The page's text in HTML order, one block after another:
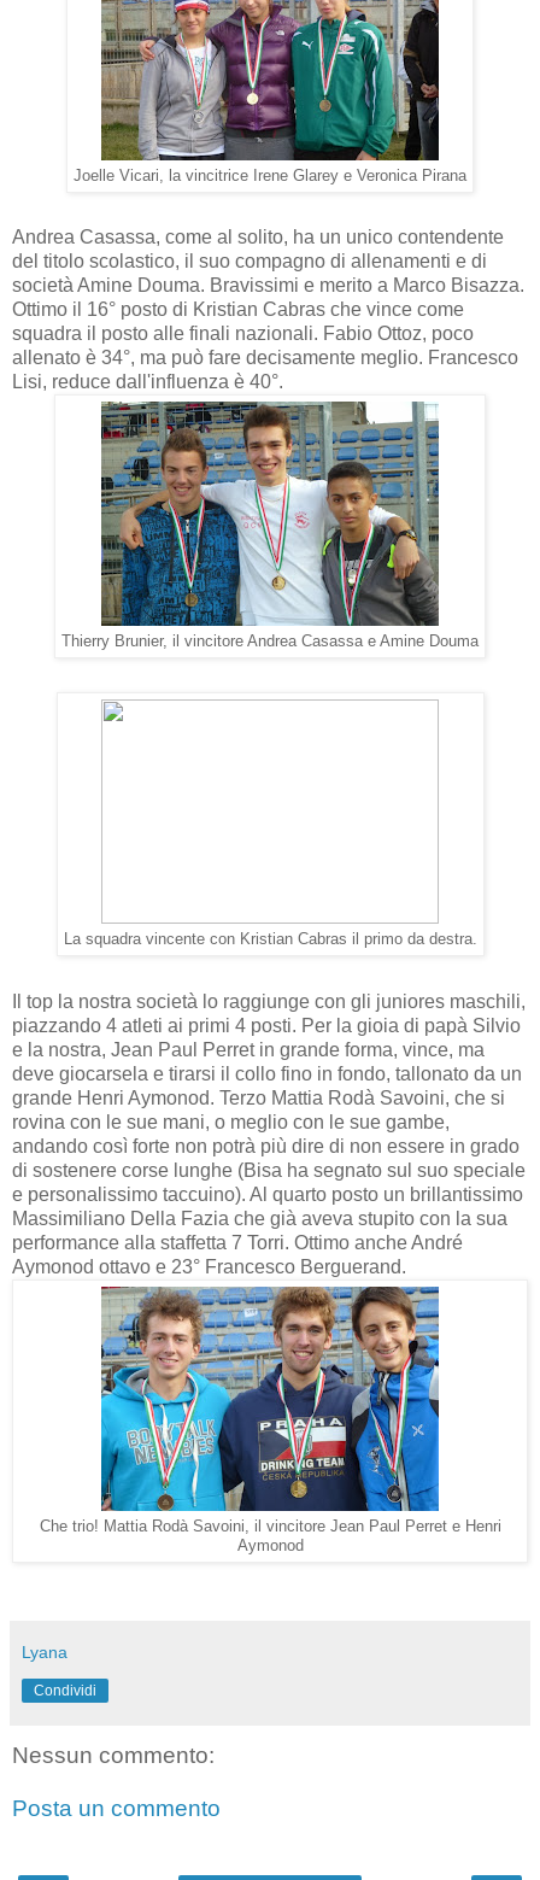
Joelle Vicari, la vincitrice Irene Glarey e Veronica Pirana
Andrea Casassa, come al solito, ha un unico contendente
del titolo scolastico, il suo compagno di allenamenti e di
società Amine Douma. Bravissimi e merito a Marco Bisazza.
Ottimo il 16° posto di Kristian Cabras che vince come
squadra il posto alle finali nazionali. Fabio Ottoz, poco
allenato è 34°, ma può fare decisamente meglio. Francesco
Lisi, reduce dall'influenza è 40°.
Thierry Brunier, il vincitore Andrea Casassa e Amine Douma
La squadra vincente con Kristian Cabras il primo da destra.
Il top la nostra società lo raggiunge con gli juniores maschili,
piazzando 4 atleti ai primi 4 posti. Per la gioia di papà Silvio
e la nostra, Jean Paul Perret in grande forma, vince, ma
deve giocarsela e tirarsi il collo fino in fondo, tallonato da un
grande Henri Aymonod. Terzo Mattia Rodà Savoini, che si
rovina con le sue mani, o meglio con le sue gambe,
andando così forte non potrà più dire di non essere in grado
di sostenere corse lunghe (Bisa ha segnato sul suo speciale
e personalissimo taccuino). Al quarto posto un brillantissimo
Massimiliano Della Fazia che già aveva stupito con la sua
performance alla staffetta 7 Torri. Ottimo anche André
Aymonod ottavo e 23° Francesco Berguerand.
Che trio! Mattia Rodà Savoini, il vincitore Jean Paul Perret e Henri
Aymonod
Lyana
Condividi
Nessun commento:
Posta un commento